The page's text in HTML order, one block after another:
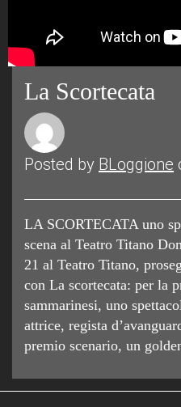
La Scortecata
Posted by BLoggione
LA SCORTECATA uno
scena al Teatro Titano
21 al Teatro Titano,
con La scortecata: per la
sammarinesi, uno
attrice, regista
premio scenario, un